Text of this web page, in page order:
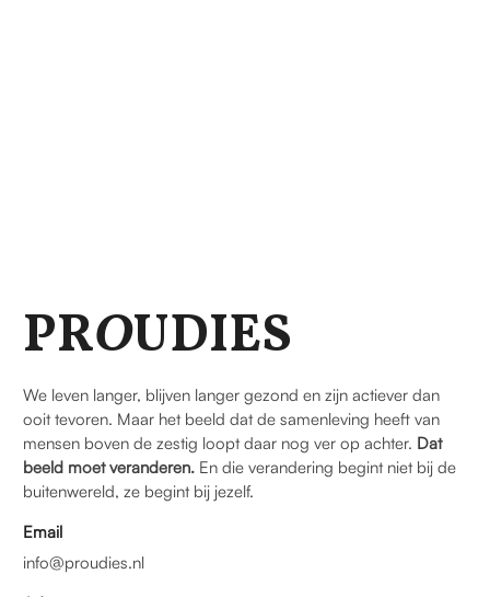
PROUDIES
We leven langer, blijven langer gezond en zijn actiever dan
ooit tevoren. Maar het beeld dat de samenleving heeft van
mensen boven de zestig loopt daar nog ver op achter. Dat
beeld moet veranderen. En die verandering begint niet bij de
buitenwereld, ze begint bij jezelf.
Email
info@proudies.nl